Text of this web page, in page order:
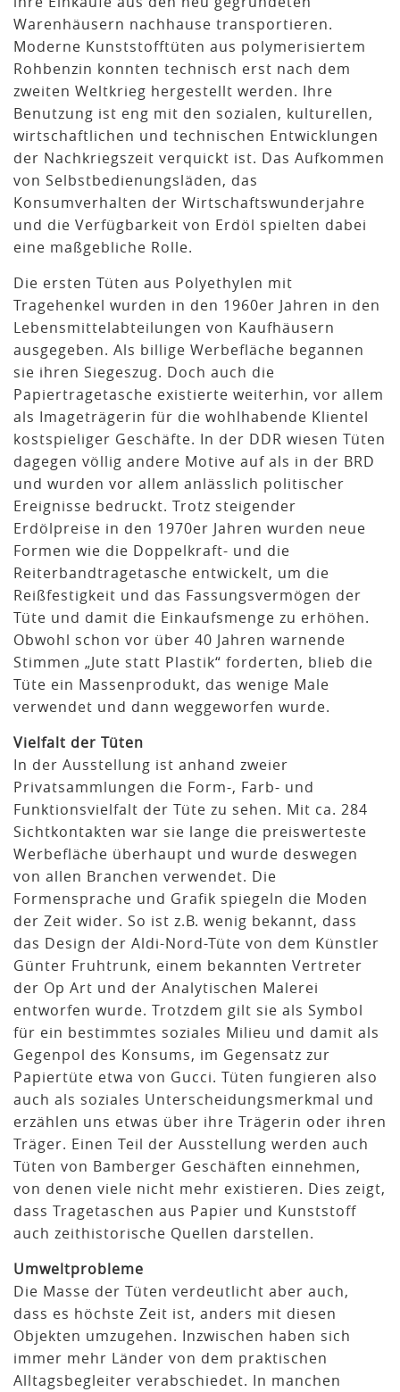
Warenhäusern nachhause transportieren.
Moderne Kunststofftüten aus polymerisiertem
Rohbenzin konnten technisch erst nach dem
zweiten Weltkrieg hergestellt werden. Ihre
Benutzung ist eng mit den sozialen, kulturellen,
wirtschaftlichen und technischen Entwicklungen
der Nachkriegszeit verquickt ist. Das Aufkommen
von Selbstbedienungsläden, das
Konsumverhalten der Wirtschaftswunderjahre
und die Verfügbarkeit von Erdöl spielten dabei
eine maßgebliche Rolle.
Die ersten Tüten aus Polyethylen mit
Tragehenkel wurden in den 1960er Jahren in den
Lebensmittelabteilungen von Kaufhäusern
ausgegeben. Als billige Werbefläche begannen
sie ihren Siegeszug. Doch auch die
Papiertragetasche existierte weiterhin, vor allem
als Imageträgerin für die wohlhabende Klientel
kostspieliger Geschäfte. In der DDR wiesen Tüten
dagegen völlig andere Motive auf als in der BRD
und wurden vor allem anlässlich politischer
Ereignisse bedruckt. Trotz steigender
Erdölpreise in den 1970er Jahren wurden neue
Formen wie die Doppelkraft- und die
Reiterbandtragetasche entwickelt, um die
Reißfestigkeit und das Fassungsvermögen der
Tüte und damit die Einkaufsmenge zu erhöhen.
Obwohl schon vor über 40 Jahren warnende
Stimmen „Jute statt Plastik“ forderten, blieb die
Tüte ein Massenprodukt, das wenige Male
verwendet und dann weggeworfen wurde.
Vielfalt der Tüten
In der Ausstellung ist anhand zweier
Privatsammlungen die Form-, Farb- und
Funktionsvielfalt der Tüte zu sehen. Mit ca. 284
Sichtkontakten war sie lange die preiswerteste
Werbefläche überhaupt und wurde deswegen
von allen Branchen verwendet. Die
Formensprache und Grafik spiegeln die Moden
der Zeit wider. So ist z.B. wenig bekannt, dass
das Design der Aldi-Nord-Tüte von dem Künstler
Günter Fruhtrunk, einem bekannten Vertreter
der Op Art und der Analytischen Malerei
entworfen wurde. Trotzdem gilt sie als Symbol
für ein bestimmtes soziales Milieu und damit als
Gegenpol des Konsums, im Gegensatz zur
Papiertüte etwa von Gucci. Tüten fungieren also
auch als soziales Unterscheidungsmerkmal und
erzählen uns etwas über ihre Trägerin oder ihren
Träger. Einen Teil der Ausstellung werden auch
Tüten von Bamberger Geschäften einnehmen,
von denen viele nicht mehr existieren. Dies zeigt,
dass Tragetaschen aus Papier und Kunststoff
auch zeithistorische Quellen darstellen.
Umweltprobleme
Die Masse der Tüten verdeutlicht aber auch,
dass es höchste Zeit ist, anders mit diesen
Objekten umzugehen. Inzwischen haben sich
immer mehr Länder von dem praktischen
Alltagsbegleiter verabschiedet. In manchen